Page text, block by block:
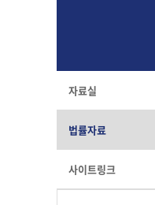
자료실
법률자료
사이트링크